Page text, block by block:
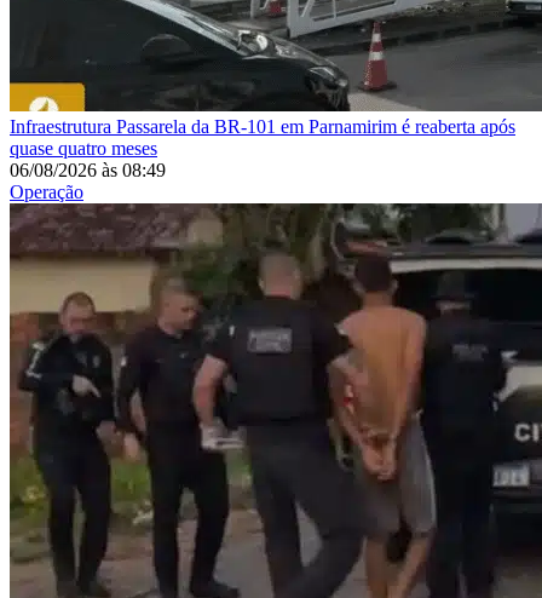
Infraestrutura Passarela da BR-101 em Parnamirim é reaberta após
quase quatro meses
06/08/2026 às 08:49
Operação